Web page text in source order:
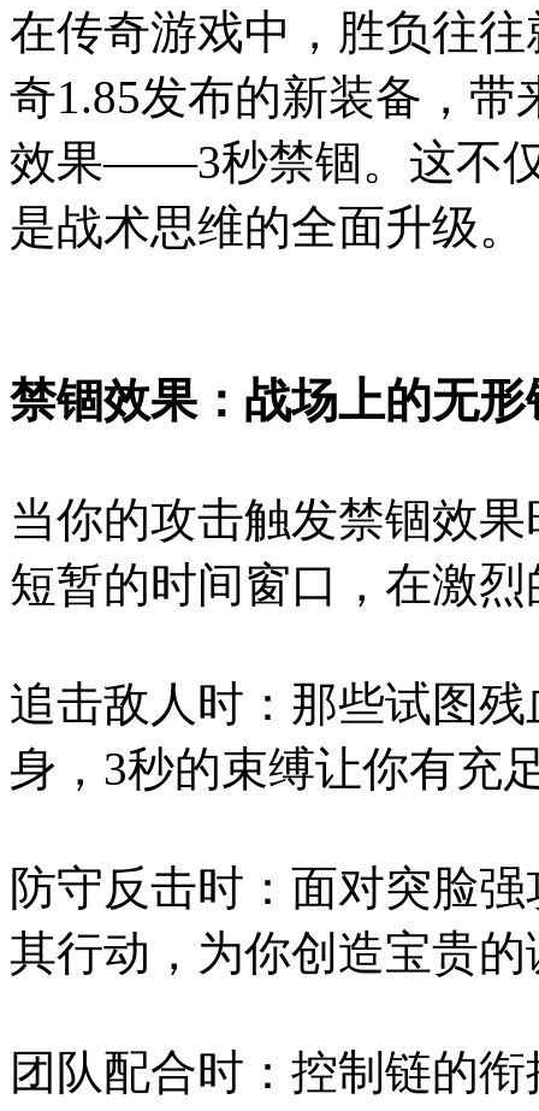
在传奇游戏中，胜负往
奇1.85发布的新装备，
效果——3秒禁锢。这不
是战术思维的全面升级。
禁锢效果：战场上的无形
当你的攻击触发禁锢效
短暂的时间窗口，在激
追击敌人时：那些试图
身，3秒的束缚让你有充
防守反击时：面对突脸
其行动，为你创造宝贵
团队配合时：控制链的